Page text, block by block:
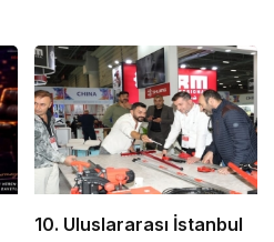
10. Uluslararası İstanbul